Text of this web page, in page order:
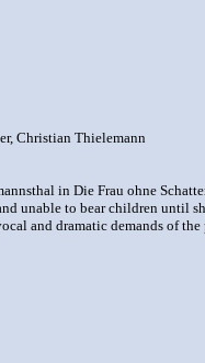
Christian Thielemann
in Die Frau ohne
unable to bear children until
and dramatic demands of